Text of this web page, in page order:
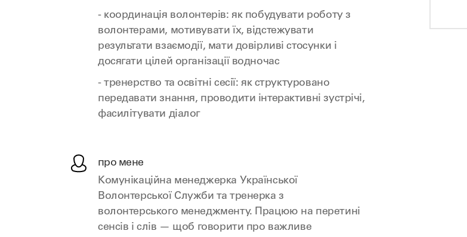
- координація волонтерів: як побудувати роботу з
волонтерами, мотивувати їх, відстежувати
результати взаємодії, мати довірливі стосунки і
досягати цілей організації водночас
- тренерство та освітні сесії: як структуровано
передавати знання, проводити інтерактивні зустрічі,
фасилітувати діалог
про мене
Комунікаційна менеджерка Української
Волонтерської Служби та тренерка з
волонтерського менеджменту. Працюю на перетині
сенсів і слів — щоб говорити про важливе